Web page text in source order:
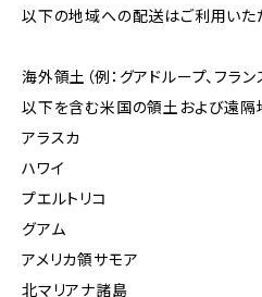
以下の地域への配送はご利用いた
海外領土（例：グアドループ、フラン
以下を含む米国の領土および遠隔
アラスカ
ハワイ
プエルトリコ
グアム
アメリカ領サモア
北マリアナ諸島